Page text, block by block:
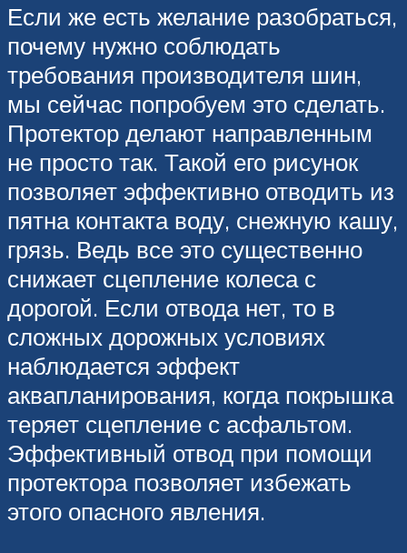
Если же есть желание разобраться,
почему нужно соблюдать
требования производителя шин,
мы сейчас попробуем это сделать.
Протектор делают направленным
не просто так. Такой его рисунок
позволяет эффективно отводить из
пятна контакта воду, снежную кашу,
грязь. Ведь все это существенно
снижает сцепление колеса с
дорогой. Если отвода нет, то в
сложных дорожных условиях
наблюдается эффект
аквапланирования, когда покрышка
теряет сцепление с асфальтом.
Эффективный отвод при помощи
протектора позволяет избежать
этого опасного явления.